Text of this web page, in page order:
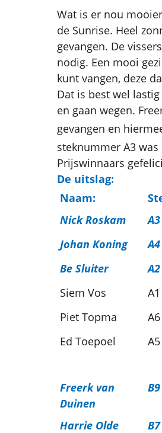
Wat is er nou
de Sunrise. Heel
gevangen. De
nodig. Een mooi
kunt vangen, deze
Dat is best wel
en gaan wegen.
gevangen en
steknummer A3 was
Prijswinnaars
De uitslag:
Naam:
Nick Roskam
A3
Johan Koning A4
Be Sluiter A2
Siem Vos A1
Piet Topma A6
Ed Toepoel A5
Freerk van
Duinen
B9
Harrie Olde
B7